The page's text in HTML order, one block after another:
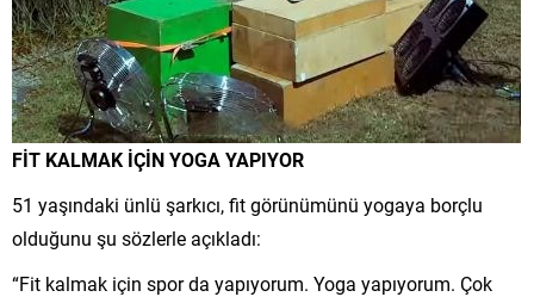
FİT KALMAK İÇİN YOGA YAPIYOR
51 yaşındaki ünlü şarkıcı, fit görünümünü yogaya borçlu
olduğunu şu sözlerle açıkladı:
“Fit kalmak için spor da yapıyorum. Yoga yapıyorum. Çok